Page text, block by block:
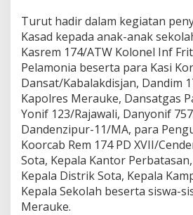
Turut hadir dalam kegiatan
Kasad kepada anak-anak
Kasrem 174/ATW Kolonel Inf
Pelamonia beserta para Kasi
Dansat/Kabalakdisjan, Dandim
Kapolres Merauke, Dansatgas
Yonif 123/Rajawali, Danyonif
Dandenzipur-11/MA, para
Koorcab Rem 174 PD XVII/
Sota, Kepala Kantor
Kepala Distrik Sota, Kepala
Kepala Sekolah beserta siswa-
Merauke.